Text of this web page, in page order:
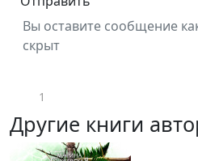
Вы оставите сообщение
скрыт
1
Другие книги